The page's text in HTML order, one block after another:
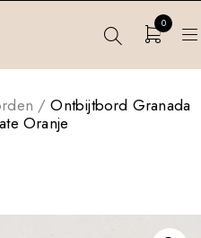
0
/ Ontbijtbord Granada
Oranje